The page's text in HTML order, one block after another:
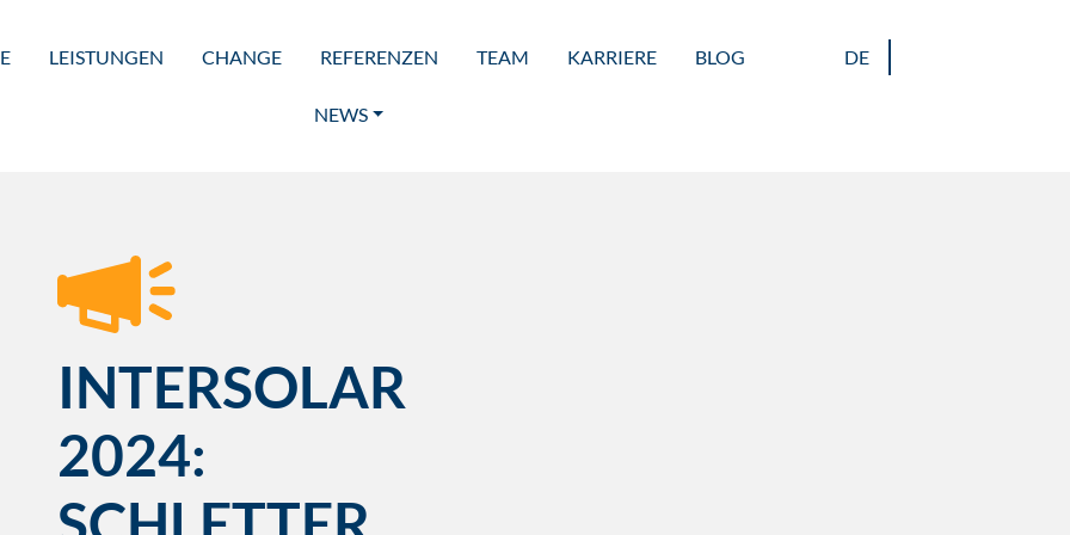
LEISTUNGEN CHANGE REFERENZEN TEAM KARRIERE BLOG
NEWS
DE
INTERSOLAR
2024: